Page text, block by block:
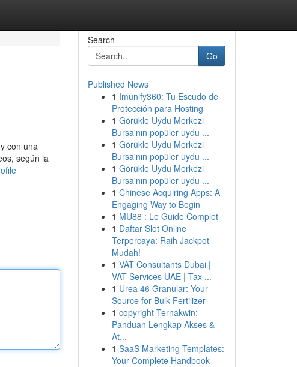
con una
según la
Search
Go
Published News
1 Imunify360: Tu Escudo de
Protección para Hosting
1 Görükle Uydu Merkezi
Bursa'nın popüler uydu ...
1 Görükle Uydu Merkezi
Bursa'nın popüler uydu ...
1 Görükle Uydu Merkezi
Bursa'nın popüler uydu ...
1 Chinese Acquiring Apps: A
Engaging Way to Begin
1 MU88 : Le Guide Complet
1 Daftar Slot Online
Terpercaya: Raih Jackpot
Mudah!
1 VAT Consultants Dubai |
VAT Services UAE | Tax ...
1 Urea 46 Granular: Your
Source for Bulk Fertilizer
1 copyright Ternakwin:
Panduan Lengkap Akses &
At...
1 SaaS Marketing Templates:
Your Complete Handbook